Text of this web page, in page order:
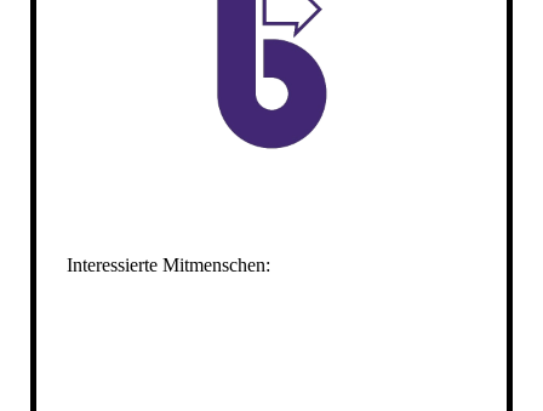
Interessierte Mitmenschen: